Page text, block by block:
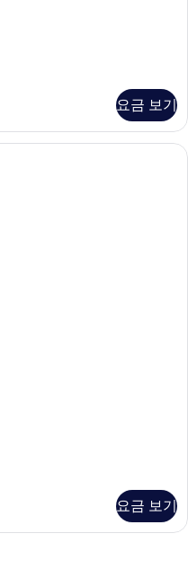
요금 보기
요금 보기